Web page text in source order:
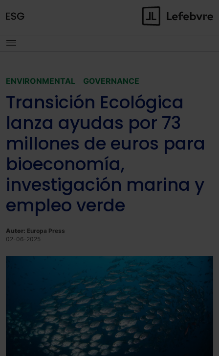
ENVIRONMENTAL GOVERNANCE
Transición Ecológica
lanza ayudas por 73
millones de euros para
bioeconomía,
investigación marina y
empleo verde
Autor: Europa Press
02-06-2025